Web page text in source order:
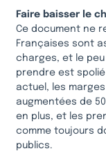
Faire baisser le
Ce document ne
Françaises sont
charges, et le
prendre est
actuel, les
augmentées de
en plus, et les
comme toujours
publics.